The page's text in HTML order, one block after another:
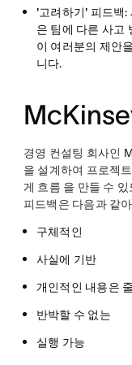
'고려하기' 피드백:
은 팀에 다른 사고
이 여러분의 제안
니다.
경영 컨설팅 회사인
을 설계하여 프로젝
게 흐름 을 만들 수
피드백은 다음과 같
구체적인
사실에 기반
개인적인 내용은
반박할 수 없는
실행 가능